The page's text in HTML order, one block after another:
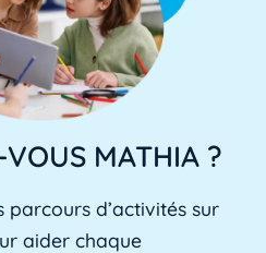
MATHIA ?
d’activités sur
aider chaque